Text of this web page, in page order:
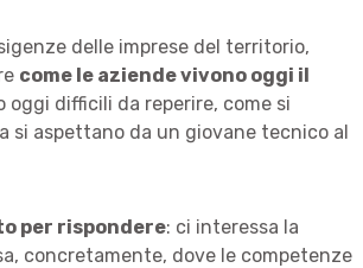
delle imprese del territorio,
come le aziende vivono oggi il
difficili da reperire, come si
si aspettano da un giovane tecnico al
per rispondere: ci interessa la
concretamente, dove le competenze